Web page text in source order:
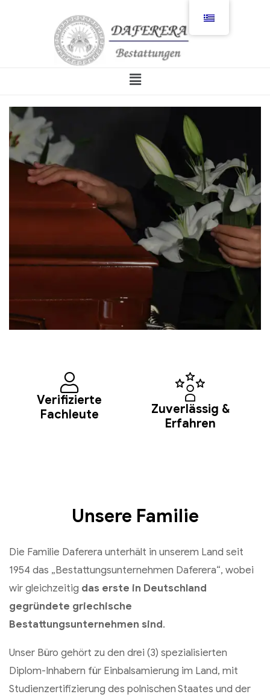
Verifizierte
Fachleute
Zuverlässig &
Erfahren​
Unsere Familie
Die Familie Daferera unterhält in unserem Land seit
1954 das „Bestattungsunternehmen Daferera“, wobei
wir gleichzeitig das erste in Deutschland
gegründete griechische
Bestattungsunternehmen sind.
Unser Büro gehört zu den drei (3) spezialisierten
Diplom-Inhabern für Einbalsamierung im Land, mit
Studienzertifizierung des polnischen Staates und der